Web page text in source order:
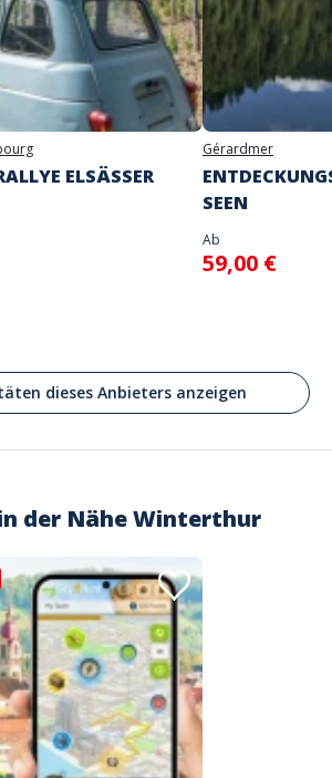
Suisse
ELSÄSSER
Gérardmer
SEEN
Ab
59,00 €
dieses Anbieters anzeigen
der NäheWinterthur